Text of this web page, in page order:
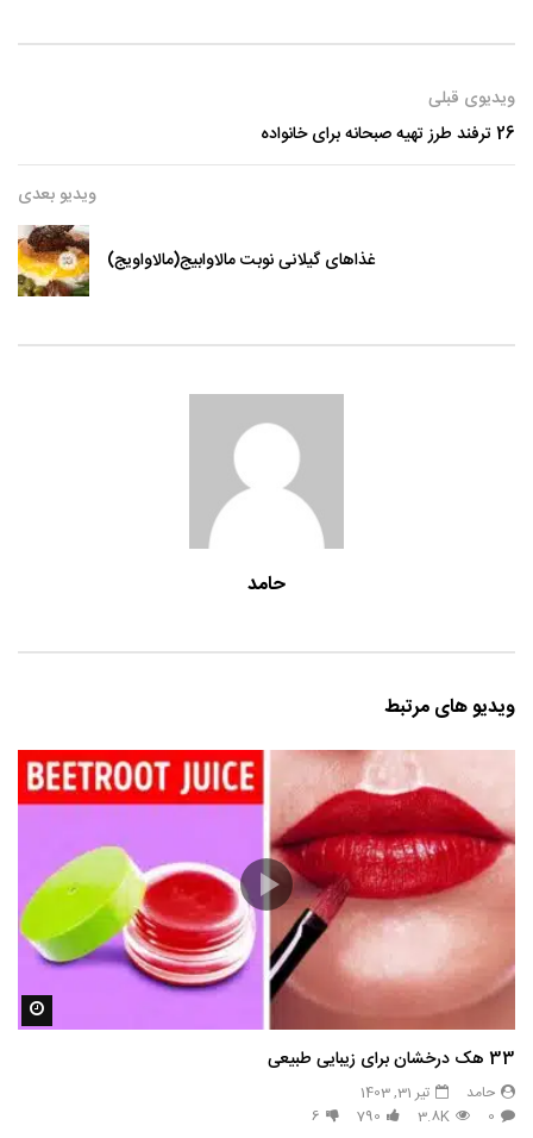
ویدیوی قبلی
26 ترفند طرز تهیه صبحانه برای خانواده
ویدیو بعدی
غذاهای گیلانی نوبت مالاوابیج(مالاواویج)
حامد
ویدیو های مرتبط
33 هک درخشان برای زیبایی طبیعی
حامد
تیر 31, 1403
0
3.8K
790
6